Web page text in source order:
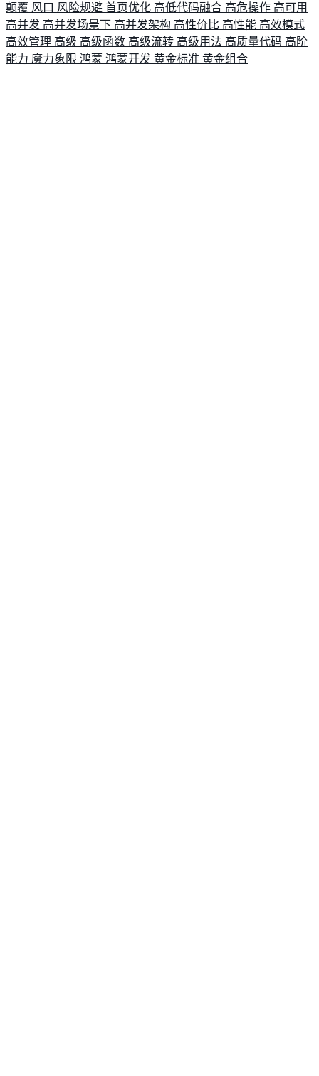
颠覆 风口 风险规避 首页优化 高低代码融合 高危操作 高可用
高并发 高并发场景下 高并发架构 高性价比 高性能 高效模式
高效管理 高级 高级函数 高级流转 高级用法 高质量代码 高阶
能力 魔力象限 鸿蒙 鸿蒙开发 黄金标准 黄金组合